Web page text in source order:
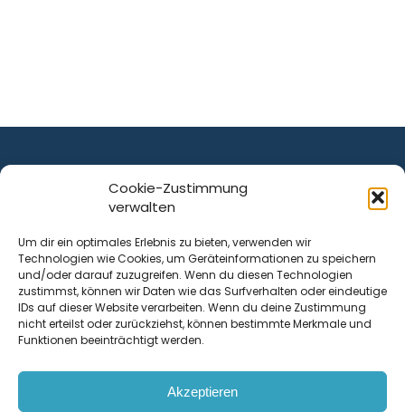
Cookie-Zustimmung
verwalten
Um dir ein optimales Erlebnis zu bieten, verwenden wir
Technologien wie Cookies, um Geräteinformationen zu speichern
und/oder darauf zuzugreifen. Wenn du diesen Technologien
zustimmst, können wir Daten wie das Surfverhalten oder eindeutige
IDs auf dieser Website verarbeiten. Wenn du deine Zustimmung
nicht erteilst oder zurückziehst, können bestimmte Merkmale und
Funktionen beeinträchtigt werden.
Akzeptieren
ist ein Service von
Krenn Real GmbH
Tischlerstraße 12
4050Traun| Österreich
Kontakt